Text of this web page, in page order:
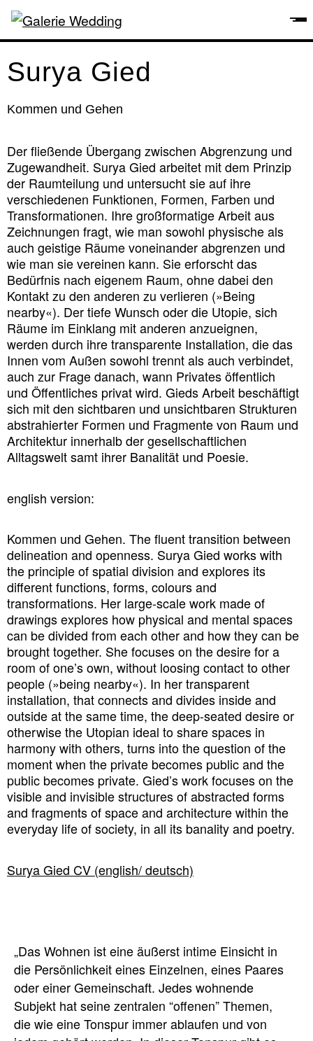
Surya Gied
Kommen und Gehen
Der fließende Übergang zwischen Abgrenzung und
Zugewandheit. Surya Gied arbeitet mit dem Prinzip
der Raumteilung und untersucht sie auf ihre
verschiedenen Funktionen, Formen, Farben und
Transformationen. Ihre großformatige Arbeit aus
Zeichnungen fragt, wie man sowohl physische als
auch geistige Räume voneinander abgrenzen und
wie man sie vereinen kann. Sie erforscht das
Bedürfnis nach eigenem Raum, ohne dabei den
Kontakt zu den anderen zu verlieren (»Being
nearby«). Der tiefe Wunsch oder die Utopie, sich
Räume im Einklang mit anderen anzueignen,
werden durch ihre transparente Installation, die das
Innen vom Außen sowohl trennt als auch verbindet,
auch zur Frage danach, wann Privates öffentlich
und Öffentliches privat wird. Gieds Arbeit beschäftigt
sich mit den sichtbaren und unsichtbaren Strukturen
abstrahierter Formen und Fragmente von Raum und
Architektur innerhalb der gesellschaftlichen
Alltagswelt samt ihrer Banalität und Poesie.
english version:
Kommen und Gehen. The fluent transition between
delineation and openness. Surya Gied works with
the principle of spatial division and explores its
different functions, forms, colours and
transformations. Her large-scale work made of
drawings explores how physical and mental spaces
can be divided from each other and how they can be
brought together. She focuses on the desire for a
room of one’s own, without loosing contact to other
people (»being nearby«). In her transparent
installation, that connects and divides inside and
outside at the same time, the deep-seated desire or
otherwise the Utopian ideal to share spaces in
harmony with others, turns into the question of the
moment when the private becomes public and the
public becomes private. Gied’s work focuses on the
visible and invisible structures of abstracted forms
and fragments of space and architecture within the
everyday life of society, in all its banality and poetry.
Surya Gied CV (english/ deutsch)
„Das Wohnen ist eine äußerst intime Einsicht in
die Persönlichkeit eines Einzelnen, eines Paares
oder einer Gemeinschaft. Jedes wohnende
Subjekt hat seine zentralen “offenen” Themen,
die wie eine Tonspur immer ablaufen und von